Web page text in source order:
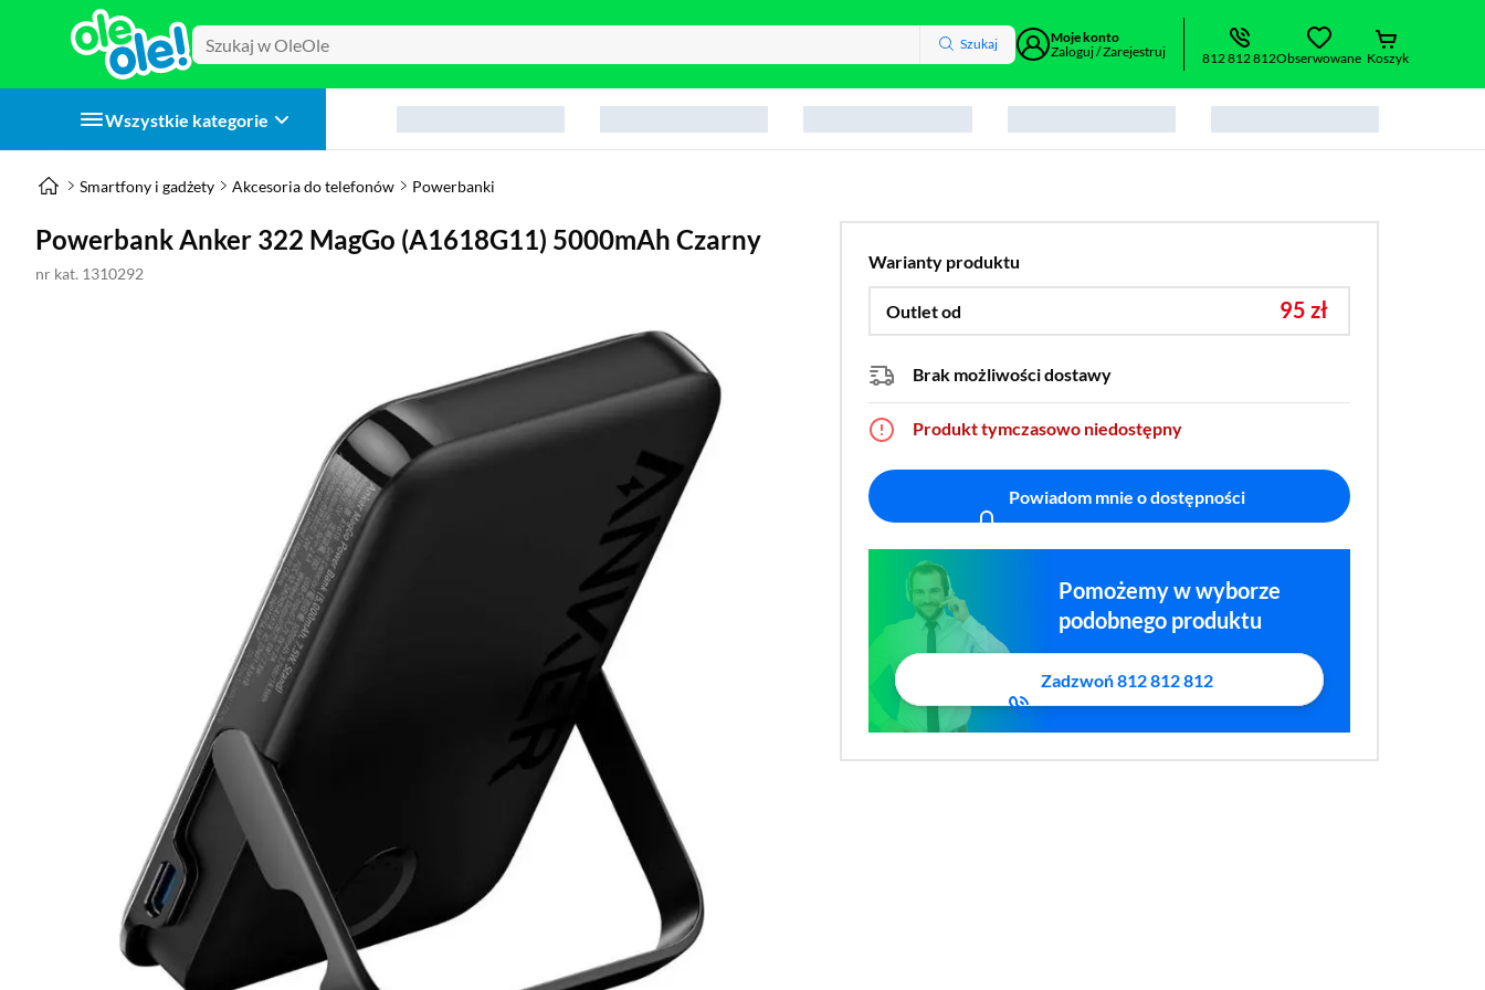
Szukaj
Moje konto
Zaloguj / Zarejestruj
812 812 812Obserwowane Koszyk
Wszystkie kategorie
Smartfony i gadżety Akcesoria do telefonów Powerbanki
Powerbank Anker 322 MagGo (A1618G11) 5000mAh Czarny
nr kat. 1310292
Warianty produktu
Outlet od 95 zł
Brak możliwości dostawy
Produkt tymczasowo niedostępny
Powiadom mnie o dostępności
Pomożemy w wyborze
podobnego produktu
Zadzwoń 812 812 812